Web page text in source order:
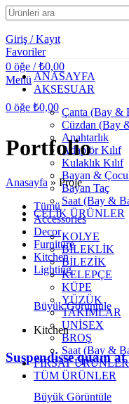
Giriş / Kayıt
Favoriler
0 öğe / ₺0,00
Menü
0 öğe ₺0,00
ANASAYFA
AKSESUAR
Çanta (Bay &
Cüzdan (Bay
Anahtarlık
Adaptör Kılıf
Kulaklık Kılıf
Bayan &
Bayan Taç
Saat (Bay &
ÇELİK ÜRÜNLER
KOLYE
BİLEKLİK
BİLEZİK
KELEPÇE
KÜPE
YÜZÜK
TAKIMLAR
UNİSEX
BROŞ
Saat (Bay &
FIRSAT ÜRÜNLER
TÜM ÜRÜNLER
Portfolio
Anasayfa » Proje
Tümü
Accessories
Decor
Furniture
Kitchen
Lighting
Büyük Görüntüle
Kitchen
Suspendisse quam
Büyük Görüntüle